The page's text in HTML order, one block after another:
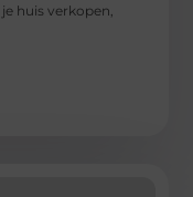
huis verkopen,